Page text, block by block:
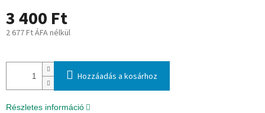
3 400 Ft
2 677 Ft ÁFA nélkül
Hozzáadás a kosárhoz
Részletes információ